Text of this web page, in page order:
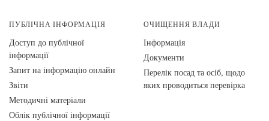
ПУБЛІЧНА ІНФОРМАЦІЯ
Доступ до публічної
інформації
Запит на інформацію онлайн
Звіти
Методичні матеріали
Облік публічної інформації
ОЧИЩЕННЯ ВЛАДИ
Інформація
Документи
Перелік посад та осіб, щодо
яких проводиться перевірка